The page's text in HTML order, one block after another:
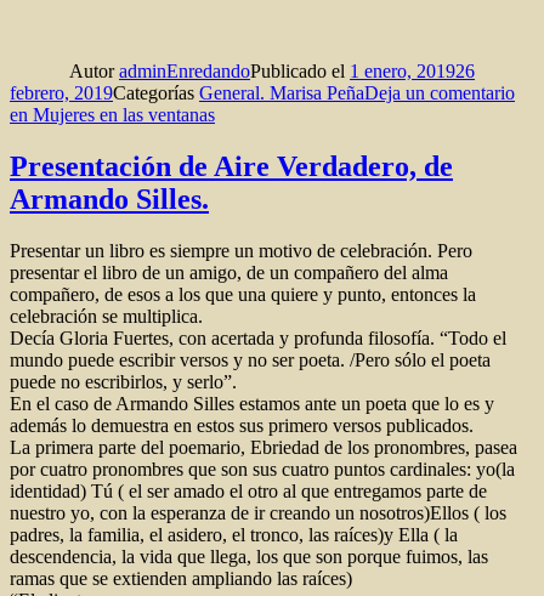
AutoradminEnredandoPublicado el 1 enero, 201926
febrero, 2019Categorías General. Marisa PeñaDeja un comentario
en Mujeres en las ventanas
Presentación de Aire Verdadero, de
Armando Silles.
Presentar un libro es siempre un motivo de celebración. Pero
presentar el libro de un amigo, de un compañero del alma
compañero, de esos a los que una quiere y punto, entonces la
celebración se multiplica.
Decía Gloria Fuertes, con acertada y profunda filosofía. “Todo el
mundo puede escribir versos y no ser poeta. /Pero sólo el poeta
puede no escribirlos, y serlo”.
En el caso de Armando Silles estamos ante un poeta que lo es y
además lo demuestra en estos sus primero versos publicados.
La primera parte del poemario, Ebriedad de los pronombres, pasea
por cuatro pronombres que son sus cuatro puntos cardinales: yo(la
identidad) Tú ( el ser amado el otro al que entregamos parte de
nuestro yo, con la esperanza de ir creando un nosotros)Ellos ( los
padres, la familia, el asidero, el tronco, las raíces)y Ella ( la
descendencia, la vida que llega, los que son porque fuimos, las
ramas que se extienden ampliando las raíces)